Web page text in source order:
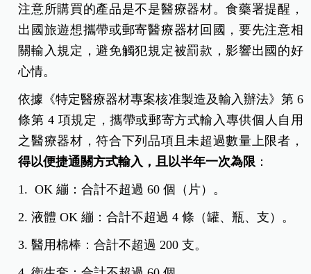
注意所購買的產品是不是醫療器材。食藥署提醒，
出國旅遊想攜帶或郵寄醫療器材回國，要先注意相
關輸入規定，避免觸犯規定被罰款，影響出國的好
心情。
依據《特定醫療器材專案核准製造及輸入辦法》第 6
條第 4 項規定，攜帶或郵寄方式輸入專供個人自用
之醫療器材，符合下列品項且未超過數量上限者，
得以便捷通關方式輸入，且以半年一次為限 ：
1. OK 繃：合計不超過 60 個（片）。
2. 液體 OK 繃：合計不超過 4 條（罐、瓶、支）。
3. 醫用棉棒：合計不超過 200 支。